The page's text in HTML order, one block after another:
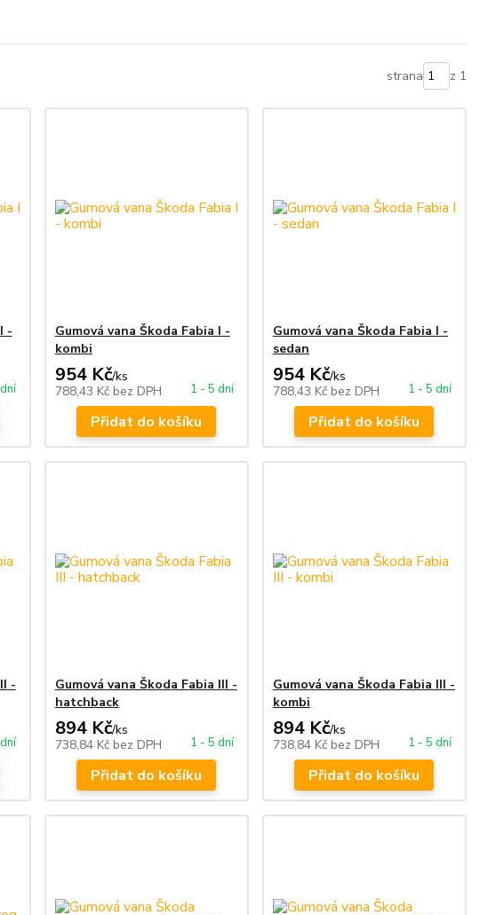
strana z 1
-
Gumová vana Škoda Fabia I -
kombi
954 Kč/ks
788,43 Kč bez DPH 1 - 5 dní
Přidat do košíku
Gumová vana Škoda Fabia I -
sedan
954 Kč/ks
788,43 Kč bez DPH 1 - 5 dní
Přidat do košíku
-
Gumová vana Škoda Fabia III -
hatchback
894 Kč/ks
738,84 Kč bez DPH 1 - 5 dní
Přidat do košíku
Gumová vana Škoda Fabia III -
kombi
894 Kč/ks
738,84 Kč bez DPH 1 - 5 dní
Přidat do košíku